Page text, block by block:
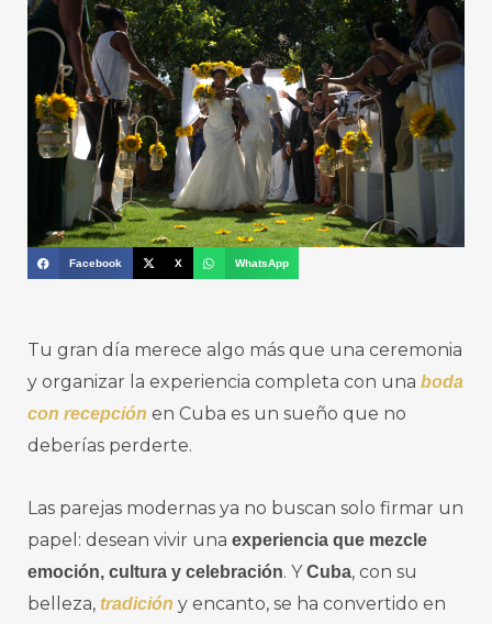
Facebook X WhatsApp
Tu gran día merece algo más que una ceremonia
y organizar la experiencia completa con una boda
con recepción en Cuba es un sueño que no
deberías perderte.
Las parejas modernas ya no buscan solo firmar un
papel: desean vivir una experiencia que mezcle
emoción, cultura y celebración. YCuba, con su
belleza, tradición y encanto, se ha convertido en